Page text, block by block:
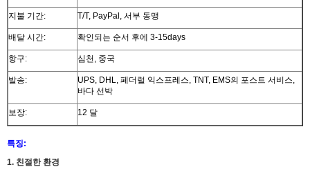
지불 기간: T/T, PayPal, 서부 동맹
배달 시간: 확인되는 순서 후에 3-15days
항구: 심천, 중국
발송:
UPS, DHL, 페더럴 익스프레스, TNT, EMS의 포스트 서비스,
바다 선박
보장: 12 달
특징:
1. 친절한 환경